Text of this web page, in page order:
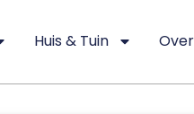
Huis & Tuin